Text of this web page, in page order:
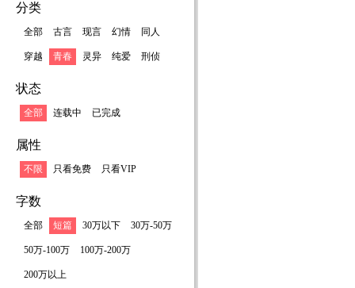
分类
全部 古言 现言 幻情 同人
穿越 青春 灵异 纯爱 刑侦
状态
全部 连载中 已完成
属性
不限 只看免费 只看VIP
字数
全部 短篇 30万以下 30万-50万
50万-100万 100万-200万
200万以上